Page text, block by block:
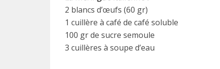
2 blancs d’œufs (60 gr)
1 cuillère à café de café soluble
100 gr de sucre semoule
3 cuillères à soupe d’eau